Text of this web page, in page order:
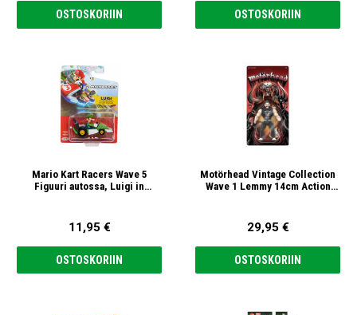
OSTOSKORIIN OSTOSKORIIN
Mario Kart Racers Wave 5
Figuuri autossa, Luigi in
11,95 €
OSTOSKORIIN
Motörhead Vintage Collection
Wave 1 Lemmy 14cm Action
29,95 €
OSTOSKORIIN